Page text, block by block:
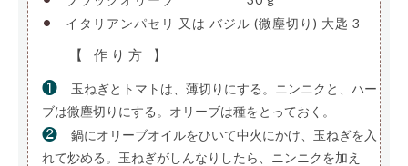
• イタリアンパセリ 又は バジル (微塵切り) 大匙 3
【 作り方 】
❶
玉ねぎとトマトは、薄切りにする。ニンニクと、ハー
ブは微塵切りにする。オリーブは種をとっておく。
❷
鍋にオリーブオイルをひいて中火にかけ、玉ねぎを入
れて炒める。玉ねぎがしんなりしたら、ニンニクを加え